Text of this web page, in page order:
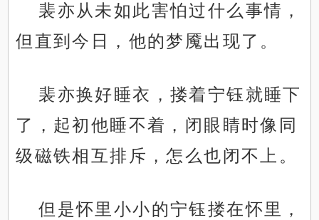
裴亦从未如此害怕过什么事情，
但直到今日，他的梦魇出现了。
裴亦换好睡衣，搂着宁钰就睡下
了，起初他睡不着，闭眼睛时像同
级磁铁相互排斥，怎么也闭不上。
但是怀里小小的宁钰搂在怀里，